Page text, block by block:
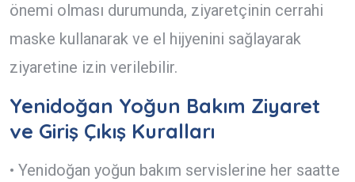
önemi olması durumunda, ziyaretçinin cerrahi
maske kullanarak ve el hijyenini sağlayarak
ziyaretine izin verilebilir.
Yenidoğan Yoğun Bakım Ziyaret
ve Giriş Çıkış Kuralları
• Yenidoğan yoğun bakım servislerine her saatte